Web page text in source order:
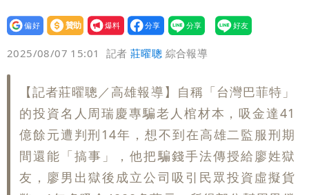
設為
贊助
我要
爆料
2025/08/07 15:01 記者莊曜聰 綜合報導
【記者莊曜聰／高雄報導】自稱「台灣巴菲特」
的投資名人周瑞慶專騙老人棺材本，吸金達41
億餘元遭判刑14年，想不到在高雄二監服刑期
間還能「搞事」，他把騙錢手法傳授給廖姓獄
友，廖男出獄後成立公司吸引民眾投資虛擬貨